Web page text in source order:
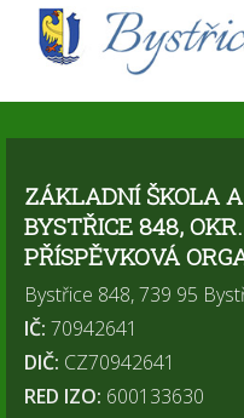
ZÁKLADNÍ ŠKOLA
BYSTŘICE 848,
PŘÍSPĚVKOVÁ
Bystřice 848, 739 95
IČ: 70942641
DIČ: CZ70942641
RED IZO: 600133630